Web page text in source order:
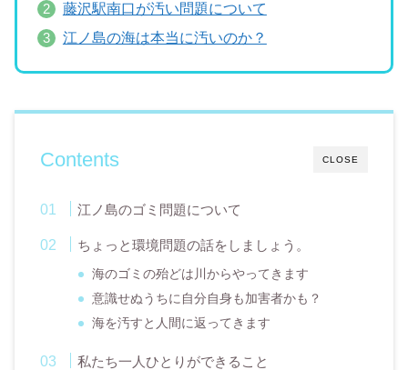
藤沢駅南口が汚い問題について
江ノ島の海は本当に汚いのか？
CLOSE
Contents
江ノ島のゴミ問題について
ちょっと環境問題の話をしましょう。
海のゴミの殆どは川からやってきます
意識せぬうちに自分自身も加害者かも？
海を汚すと人間に返ってきます
私たち一人ひとりができること